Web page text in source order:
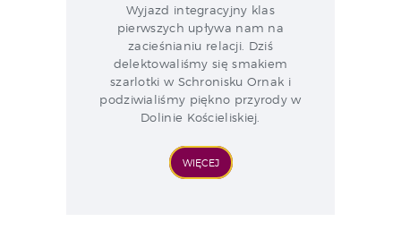
Wyjazd integracyjny klas
pierwszych upływa nam na
zacieśnianiu relacji. Dziś
delektowaliśmy się smakiem
szarlotki w Schronisku Ornak i
podziwialiśmy piękno przyrody w
Dolinie Kościeliskiej.
WIĘCEJ